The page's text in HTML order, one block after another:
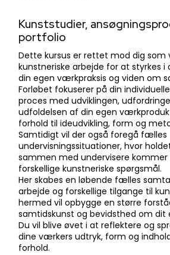
Kunststudier,
portfolio
Dette kursus er rettet mod dig som
kunstneriske arbejde for at styrkes i
din egen værkpraksis og viden om
Forløbet fokuserer på din
proces med udviklingen,
udfoldelsen af din egen
forhold til ideudvikling, form og
Samtidigt vil der også foregå fælles
undervisningssituationer, hvor
sammen med undervisere kommer
forskellige kunstneriske spørgsmål.
Her skabes en løbende fælles
arbejde og forskellige tilgange til
hermed vil opbygge en større
samtidskunst og bevidsthed om
Du vil blive øvet i at reflektere og
dine værkers udtryk, form og
forhold.